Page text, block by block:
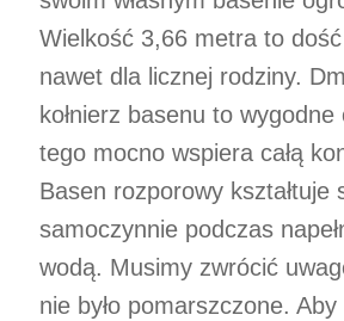
Wielkość 3,66 metra to
nawet dla licznej rodziny.
kołnierz basenu to
tego mocno wspiera całą
Basen rozporowy kształtuje
samoczynnie podczas
wodą. Musimy zwrócić
nie było pomarszczone.